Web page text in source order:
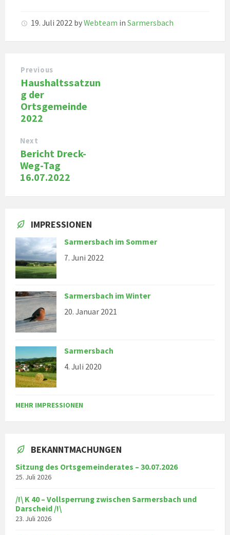
19. Juli 2022 byWebteam in Sarmersbach
Previous
Haushaltssatzun
g der
Ortsgemeinde
2022
Next
Bericht Dreck-
Weg-Tag
16.07.2022
IMPRESSIONEN
Sarmersbach im Sommer
7. Juni 2022
Sarmersbach im Winter
20. Januar 2021
Sarmersbach
4. Juli 2020
MEHR IMPRESSIONEN
BEKANNTMACHUNGEN
Sitzung des Ortsgemeinderates – 30.07.2026
25. Juli 2026
/!\ K 40 – Vollsperrung zwischen Sarmersbach und
Darscheid /!\
23. Juli 2026